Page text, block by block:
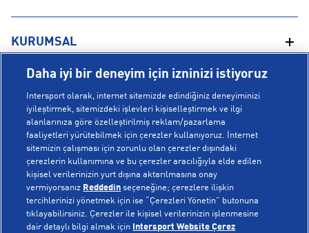
KURUMSAL
Hakkımızda
Mağazalarımız
Bilgi Toplumu Hizmetleri
Gizlilik Politikası
İşlem Rehberi
Kampanyalar
Çerez Politikası
YARDIM
Sipariş Takibi
İptal & İade
Sıkça Sorulan Sorular
Yetkili Servis Listesi
Bize Ulaşın
POPÜLER KOLEKSİYONLAR
Voleybol Milli Takım Formaları
New Balance 408
Nike Initiator
© Copyright INTERSPORT 2026
Daha iyi bir deneyim için izninizi istiyoruz
Intersport olarak, internet sitemizde edindiğiniz deneyiminizi
iyileştirmek, sitemizdeki işlevleri kişiselleştirmek ve ilgi
alanlarınıza göre özelleştirilmiş reklam/pazarlama
faaliyetleri yürütebilmek için çerezler kullanıyoruz. İnternet
sitemizin çalışması için zorunlu olan çerezler dışındaki
çerezlerin kullanımına ve bu çerezler aracılığıyla elde edilen
kişisel verilerinizin yurt dışına aktarılmasına onay
vermiyorsanız Reddedin seçeneğine; çerezlere ilişkin
tercihlerinizi yönetmek için ise “Çerezleri Yönetin” butonuna
tıklayabilirsiniz. Çerezler ile kişisel verilerinizin işlenmesine
dair detaylı bilgi almak için
Intersport Website Çerez